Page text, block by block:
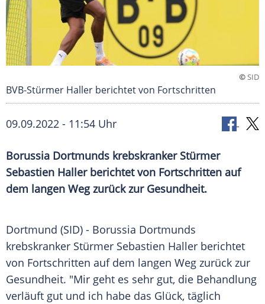
©SID
BVB-Stürmer Haller berichtet von Fortschritten
09.09.2022 - 11:54 Uhr
Borussia Dortmunds krebskranker Stürmer
Sebastien Haller berichtet von Fortschritten auf
dem langen Weg zurück zur Gesundheit.
Dortmund (SID) - Borussia Dortmunds
krebskranker Stürmer Sebastien Haller berichtet
von Fortschritten auf dem langen Weg zurück zur
Gesundheit. "Mir geht es sehr gut, die Behandlung
verläuft gut und ich habe das Glück, täglich